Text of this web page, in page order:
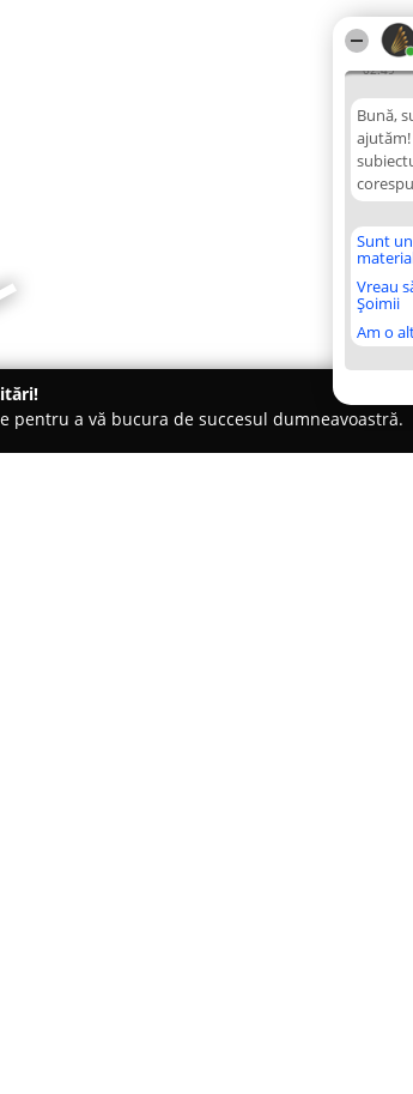
02:49
Bună,
ajutăm!
Sunt
Vreau
Șoimii
Am o
a vă bucura de succesul dumneavoastră.